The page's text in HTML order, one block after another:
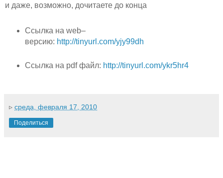
и даже, возможно, дочитаете до конца
Ссылка на web–
версию: http://tinyurl.com/yjy99dh
Ссылка на pdf файл: http://tinyurl.com/ykr5hr4
▹ среда, февраля 17, 2010
Поделиться